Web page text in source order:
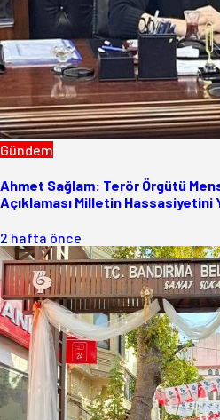
Gündem
Ahmet Sağlam: Terör Örgütü
Açıklaması Milletin Hassasiyetini
2 hafta önce